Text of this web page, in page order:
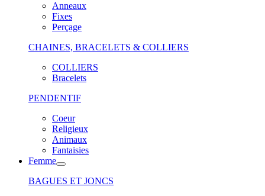
Anneaux
Fixes
Perçage
CHAINES, BRACELETS & COLLIERS
COLLIERS
Bracelets
PENDENTIF
Coeur
Religieux
Animaux
Fantaisies
Femme
BAGUES ET JONCS